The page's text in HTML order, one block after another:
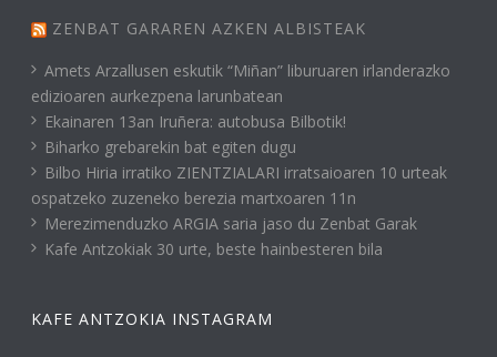
ZENBAT GARAREN AZKEN ALBISTEAK
Amets Arzallusen eskutik “Miñan” liburuaren irlanderazko
edizioaren aurkezpena larunbatean
Ekainaren 13an Iruñera: autobusa Bilbotik!
Biharko grebarekin bat egiten dugu
Bilbo Hiria irratiko ZIENTZIALARI irratsaioaren 10 urteak
ospatzeko zuzeneko berezia martxoaren 11n
Merezimenduzko ARGIA saria jaso du Zenbat Garak
Kafe Antzokiak 30 urte, beste hainbesteren bila
KAFE ANTZOKIA INSTAGRAM